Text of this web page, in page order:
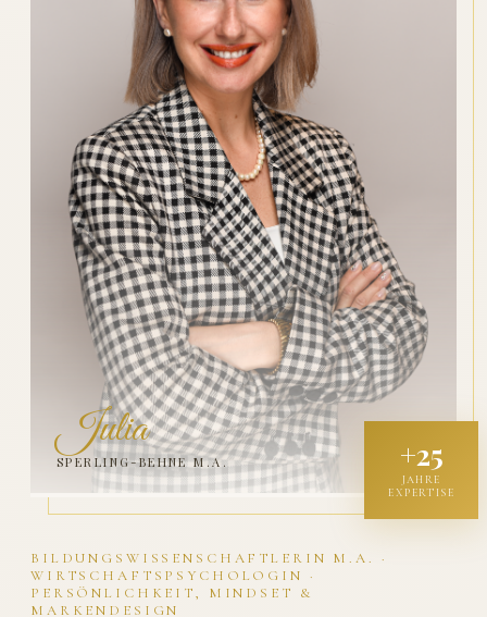
BILDUNGSWISSENSCHAFTLERIN M.A. ·
WIRTSCHAFTSPSYCHOLOGIN ·
PERSÖNLICHKEIT, MINDSET &
MARKENDESIGN
Julia
SPERLING-BEHNE M.A. +25
JAHRE
EXPERTISE